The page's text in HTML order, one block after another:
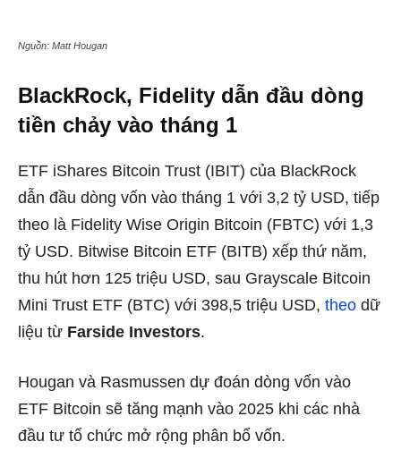
Nguồn: Matt Hougan
BlackRock, Fidelity dẫn đầu dòng
tiền chảy vào tháng 1
ETF iShares Bitcoin Trust (IBIT) của BlackRock
dẫn đầu dòng vốn vào tháng 1 với 3,2 tỷ USD, tiếp
theo là Fidelity Wise Origin Bitcoin (FBTC) với 1,3
tỷ USD. Bitwise Bitcoin ETF (BITB) xếp thứ năm,
thu hút hơn 125 triệu USD, sau Grayscale Bitcoin
Mini Trust ETF (BTC) với 398,5 triệu USD, theo dữ
liệu từ Farside Investors.
Hougan và Rasmussen dự đoán dòng vốn vào
ETF Bitcoin sẽ tăng mạnh vào 2025 khi các nhà
đầu tư tổ chức mở rộng phân bổ vốn.